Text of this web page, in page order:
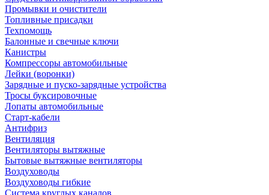
Промывки и очистители
Топливные присадки
Техпомощь
Балонные и свечные ключи
Канистры
Компрессоры автомобильные
Лейки (воронки)
Зарядные и пуско-зарядные устройства
Тросы буксировочные
Лопаты автомобильные
Старт-кабели
Антифриз
Вентиляция
Вентиляторы вытяжные
Бытовые вытяжные вентиляторы
Воздуховоды
Воздуховоды гибкие
Система круглых каналов